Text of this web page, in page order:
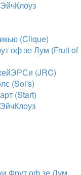
(Clique)
оф зе Лум (Fruit of
(JRC)
(Sol's)
(Start)